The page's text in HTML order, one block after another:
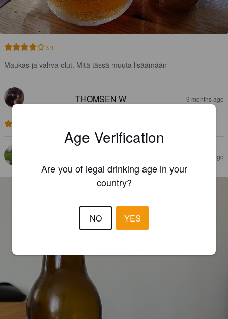
3.9
Maukas ja vahva olut. Mitä tässä muuta lisäämään
THOMSEN W 9 months ago
1 year ago
Age Verification
Are you of legal drinking age in your
country?
NO YES